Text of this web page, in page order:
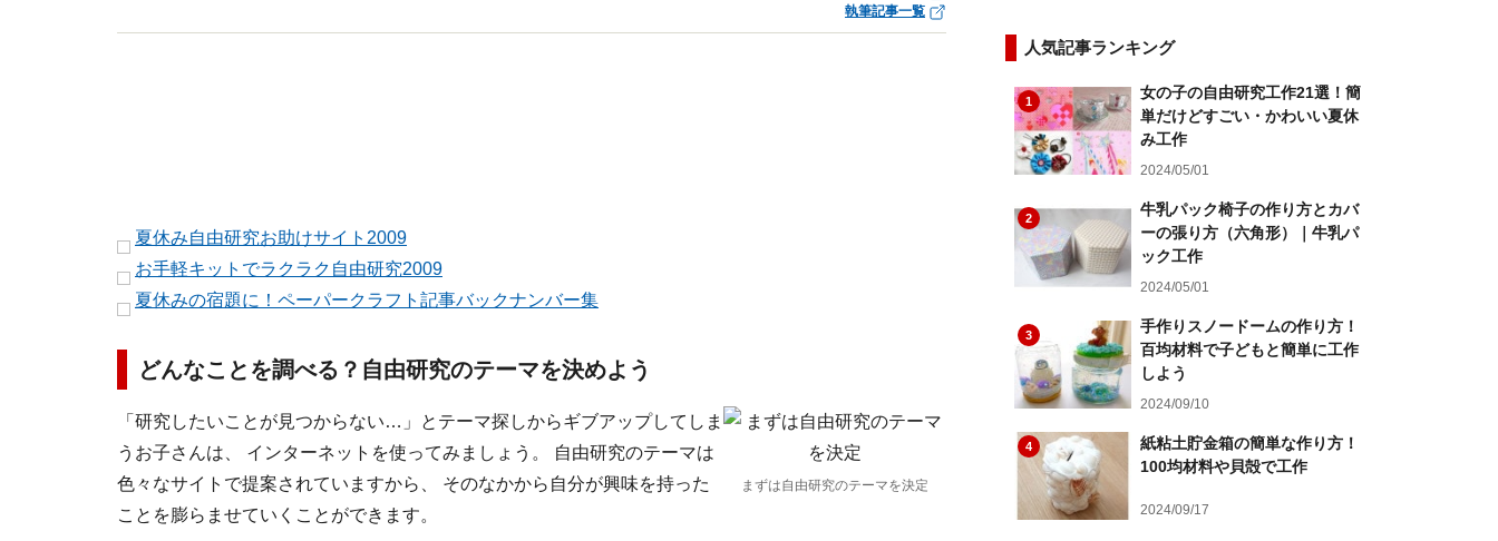
執筆記事一覧
夏休み自由研究お助けサイト2009
お手軽キットでラクラク自由研究2009
夏休みの宿題に！ペーパークラフト記事バックナンバー集
どんなことを調べる？自由研究のテーマを決めよう
まずは自由研究のテーマを決定
「研究したいことが見つからない…」とテーマ探しからギブアップしてしま
うお子さんは、 インターネットを使ってみましょう。 自由研究のテーマは
色々なサイトで提案されていますから、 そのなかから自分が興味を持った
ことを膨らませていくことができます。
人気記事ランキング
1
女の子の自由研究工作21選！簡
単だけどすごい・かわいい夏休
み工作
2024/05/01
2
牛乳パック椅子の作り方とカバ
ーの張り方（六角形）｜牛乳パ
ック工作
2024/05/01
3
手作りスノードームの作り方！
百均材料で子どもと簡単に工作
しよう
2024/09/10
4
紙粘土貯金箱の簡単な作り方！
100均材料や貝殻で工作
2024/09/17